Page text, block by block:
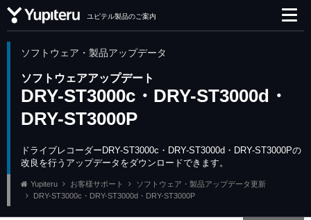
ユピテル製品のご案内
ソフトウェア・製品アップデータ
ソフトウェアアップデート
DRY-ST3000c・DRY-ST3000d・
DRY-ST3000P
ドライブレコーダーDRY-ST3000c・DRY-ST3000d・DRY-ST3000Pの
改良を行うアップデータをダウンロードできます。
Yupiteru お客様サポート
ソフトウェア・製品アップデータ更新
DRY-ST3000c・DRY-ST3000d・DRY-ST3000P